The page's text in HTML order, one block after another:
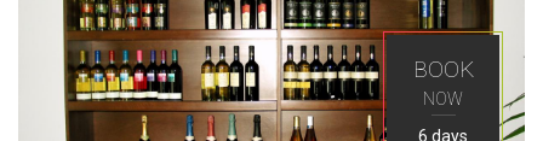
BOOK
NOW
6 days